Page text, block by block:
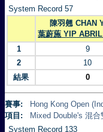
System Record 57
陳羽翹 CHAN
葉蔚葹 YIP
1
9
2
10
結果
0
賽事:
Hong Kong Open
項目:
Mixed Double's 混合
System Record 133